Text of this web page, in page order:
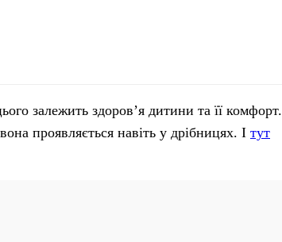
залежить здоров’я дитини та її комфорт.
проявляється навіть у дрібницях. І тут